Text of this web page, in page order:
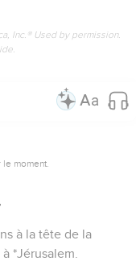
Inc.® Used by permission.
moment.
à la tête de la
*Jérusalem.